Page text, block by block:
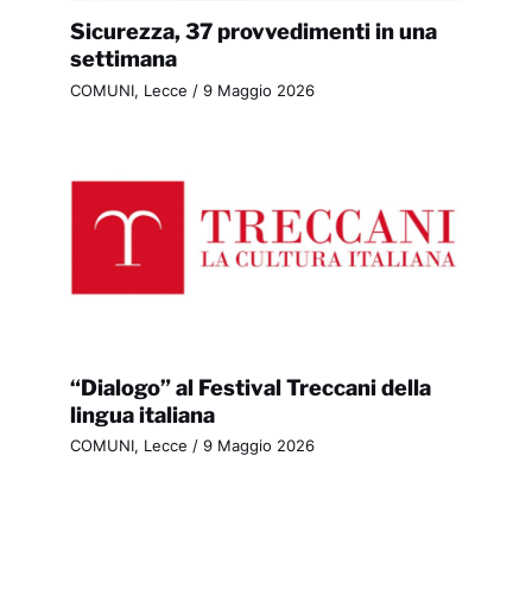
Sicurezza, 37 provvedimenti in una
settimana
COMUNI, Lecce / 9 Maggio 2026
“Dialogo” al Festival Treccani della
lingua italiana
COMUNI, Lecce / 9 Maggio 2026